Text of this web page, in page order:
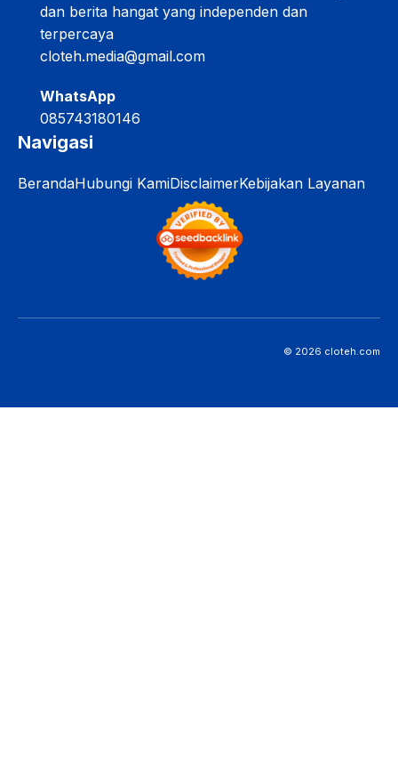
dan berita hangat yang independen dan
terpercaya
cloteh.media@gmail.com
WhatsApp
085743180146
Navigasi
BerandaHubungi KamiDisclaimerKebijakan Layanan
© 2026 cloteh.com